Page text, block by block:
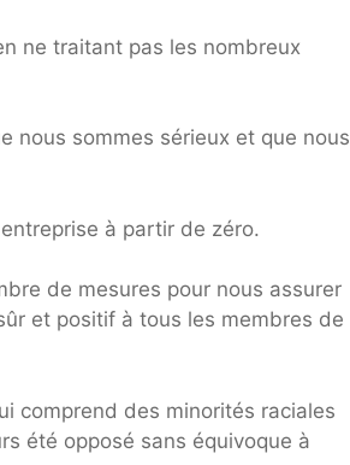
ne traitant pas les nombreux
nous sommes sérieux et que nous
à partir de zéro.
de mesures pour nous assurer
et positif à tous les membres de
comprend des minorités raciales
été opposé sans équivoque à